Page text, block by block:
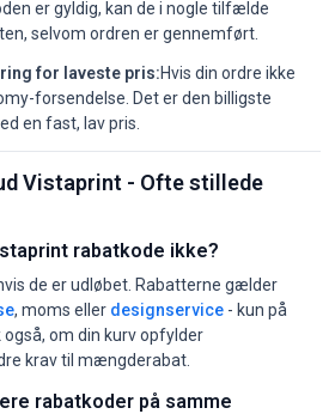
er gyldig, kan de i nogle tilfælde
selvom ordren er gennemført.
for laveste pris:Hvis din ordre ikke
forsendelse. Det er den billigste
en fast, lav pris.
Vistaprint - Ofte stillede
rabatkode ikke?
de er udløbet. Rabatterne gælder
, moms eller designservice - kun på
om din kurv opfylder
krav til mængderabat.
rabatkoder på samme